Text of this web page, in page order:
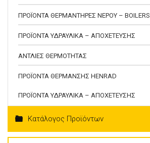
ΠΡΟΪΟΝΤΑ ΘΕΡΜΑΝΤΗΡΕΣ ΝΕΡΟΥ – BOILERS
ΠΡΟΪΟΝΤΑ ΥΔΡΑΥΛΙΚΑ – ΑΠΟΧΕΤΕΥΣΗΣ
ΑΝΤΛΙΕΣ ΘΕΡΜΟΤΗΤΑΣ
ΠΡΟΪΟΝΤΑ ΘΕΡΜΑΝΣΗΣ HENRAD
ΠΡΟΪΟΝΤΑ ΥΔΡΑΥΛΙΚΑ – ΑΠΟΧΕΤΕΥΣΗΣ
Κατάλογος Προϊόντων